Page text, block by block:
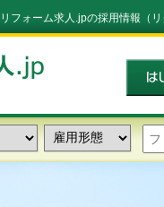
フォーム求人.jpの採用情報（